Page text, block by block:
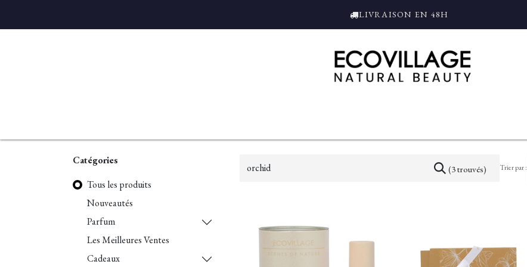
LIVRAISON EN 48H
Catégories
Tous les produits
Nouveautés
Parfum
Les Meilleures Ventes
Cadeaux
(3 trouvés) Trier par :